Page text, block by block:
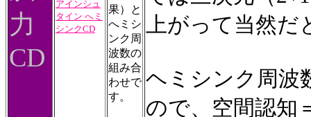
力
CD
アインシュ
タイン へミ
シンクCD
果）と
へミシ
ンク周
波数の
組み合
わせで
す。
上がって当然だ
ヘミシンク周波
ので、空間認知